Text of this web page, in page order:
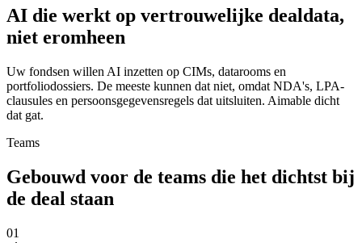
AI die werkt op vertrouwelijke dealdata,
niet eromheen
Uw fondsen willen AI inzetten op CIMs, datarooms en
portfoliodossiers. De meeste kunnen dat niet, omdat NDA's, LPA-
clausules en persoonsgegevensregels dat uitsluiten. Aimable dicht
dat gat.
Teams
Gebouwd voor de teams die het dichtst bij
de deal staan
01